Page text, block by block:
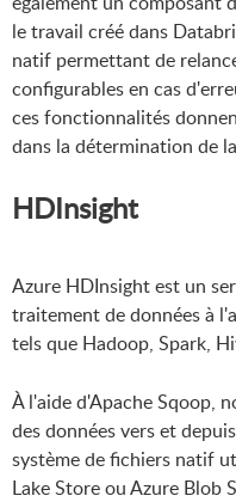
le travail créé dans
natif permettant de
configurables en cas
ces fonctionnalités
dans la détermination de
HDInsight
Azure HDInsight est un
traitement de données à
tels que Hadoop, Spark,
À l'aide d'Apache Sqoop,
des données vers et
système de fichiers natif
Lake Store ou Azure Blob